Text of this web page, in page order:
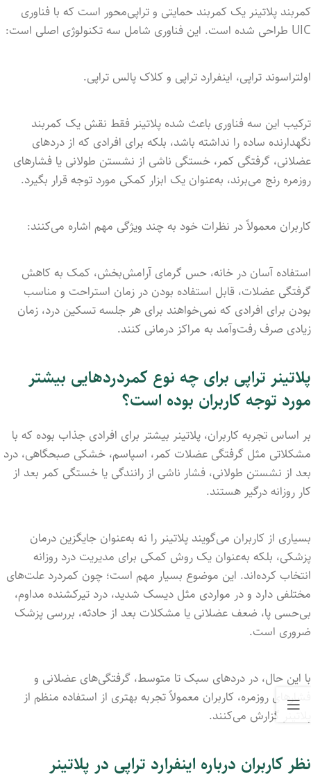
کمربند پلاتینر یک کمربند حمایتی و تراپی‌محور است که با فناوری
UIC طراحی شده است. این فناوری شامل سه تکنولوژی اصلی است:
اولتراسوند تراپی، اینفرارد تراپی و کلاک پالس تراپی.
ترکیب این سه فناوری باعث شده پلاتینر فقط نقش یک کمربند
نگهدارنده ساده را نداشته باشد، بلکه برای افرادی که از دردهای
عضلانی، گرفتگی کمر، خستگی ناشی از نشستن طولانی یا فشارهای
روزمره رنج می‌برند، به‌عنوان یک ابزار کمکی مورد توجه قرار بگیرد.
کاربران معمولاً در نظرات خود به چند ویژگی مهم اشاره می‌کنند:
استفاده آسان در خانه، حس گرمای آرامش‌بخش، کمک به کاهش
گرفتگی عضلات، قابل استفاده بودن در زمان استراحت و مناسب
بودن برای افرادی که نمی‌خواهند برای هر جلسه تسکین درد، زمان
زیادی صرف رفت‌وآمد به مراکز درمانی کنند.
پلاتینر تراپی برای چه نوع کمردردهایی بیشتر
مورد توجه کاربران بوده است؟
بر اساس تجربه کاربران، پلاتینر بیشتر برای افرادی جذاب بوده که با
مشکلاتی مثل گرفتگی عضلات کمر، اسپاسم، خشکی صبحگاهی، درد
بعد از نشستن طولانی، فشار ناشی از رانندگی یا خستگی کمر بعد از
کار روزانه درگیر هستند.
بسیاری از کاربران می‌گویند پلاتینر را نه به‌عنوان جایگزین درمان
پزشکی، بلکه به‌عنوان یک روش کمکی برای مدیریت درد روزانه
انتخاب کرده‌اند. این موضوع بسیار مهم است؛ چون کمردرد علت‌های
مختلفی دارد و در مواردی مثل دیسک شدید، درد تیرکشنده مداوم،
بی‌حسی پا، ضعف عضلانی یا مشکلات بعد از حادثه، بررسی پزشک
ضروری است.
با این حال، در دردهای سبک تا متوسط، گرفتگی‌های عضلانی و
فشارهای روزمره، کاربران معمولاً تجربه بهتری از استفاده منظم از
پلاتینر گزارش می‌کنند.
نظر کاربران درباره اینفرارد تراپی در پلاتینر